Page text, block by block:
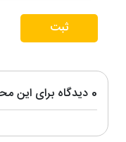
0 دیدگاه برای این محصول ثبت شده است
ثبت